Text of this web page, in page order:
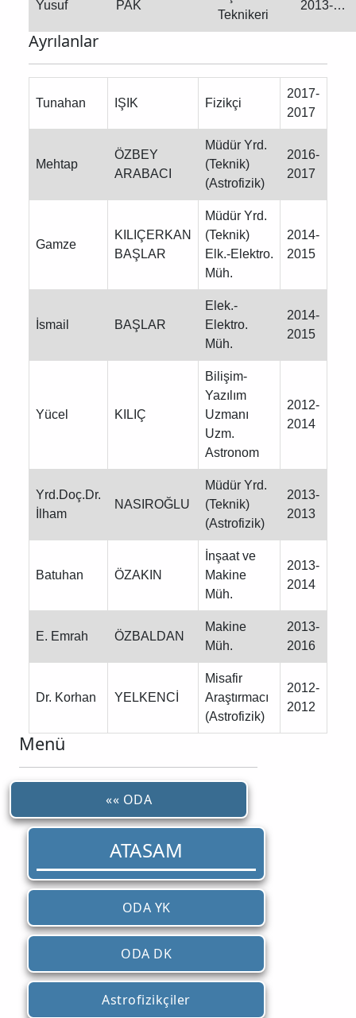
Yusuf PAK
Teknikeri
2013-…
Ayrılanlar
Tunahan IŞIK Fizikçi
2017-
2017
Mehtap
ÖZBEY
ARABACI
Müdür Yrd.
(Teknik)
(Astrofizik)
2016-
2017
Gamze
KILIÇERKAN
BAŞLAR
Müdür Yrd.
(Teknik)
Elk.-Elektro.
Müh.
2014-
2015
İsmail BAŞLAR
Elek.-
Elektro.
Müh.
2014-
2015
Yücel KILIÇ
Bilişim-
Yazılım
Uzmanı
Uzm.
Astronom
2012-
2014
Yrd.Doç.Dr.
İlham
NASIROĞLU
Müdür Yrd.
(Teknik)
(Astrofizik)
2013-
2013
Batuhan ÖZAKIN
İnşaat ve
Makine
Müh.
2013-
2014
E. Emrah ÖZBALDAN
Makine
Müh.
2013-
2016
Dr. Korhan YELKENCİ
Misafir
Araştırmacı
(Astrofizik)
2012-
2012
Menü
«« ODA
ATASAM
ODA YK
ODA DK
Astrofizikçiler